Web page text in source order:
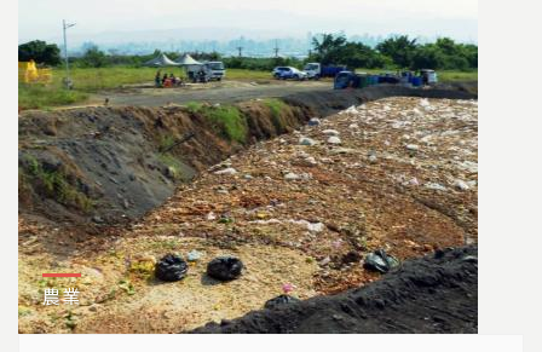
安全問題，...
農業